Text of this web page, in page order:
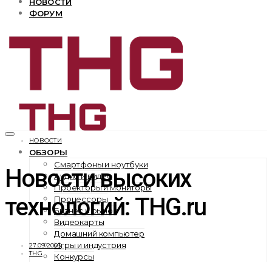
ФОРУМ
ОБЗОРЫ
Смартфоны и ноутбуки
Аудио и видео
Проекторы и мониторы
Процессоры
Бизнес и рынок
Видеокарты
Домашний компьютер
Игры и индустрия
Конкурсы
НОВОСТИ
Новости высоких
технологий: THG.ru
27.09.2003
THG